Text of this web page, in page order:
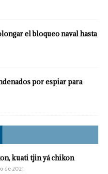
el bloqueo naval hasta
por espiar para
kuati tjin yá chikon
de 2021